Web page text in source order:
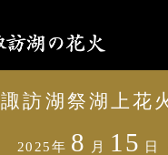
諏訪湖祭湖上花
2025年 8 月 15 日